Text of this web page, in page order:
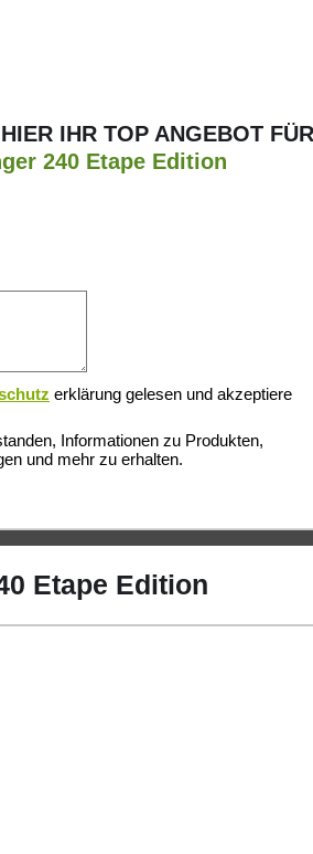
IHR TOP ANGEBOT FÜR
240 Etape Edition
erklärung gelesen und akzeptiere
Informationen zu Produkten,
und mehr zu erhalten.
Etape Edition